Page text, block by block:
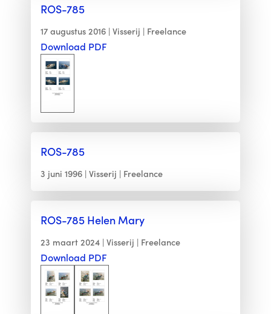
ROS-785
17 augustus 2016 Visserij Freelance
Download PDF
ROS-785
3 juni 1996 Visserij Freelance
ROS-785 Helen Mary
23 maart 2024 Visserij Freelance
Download PDF